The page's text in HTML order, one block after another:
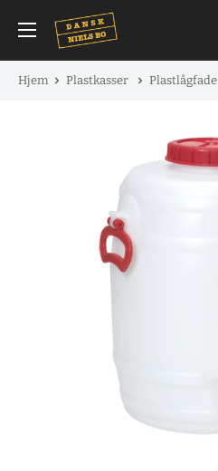
indhold
Hjem Plastkasser Plastlågfade